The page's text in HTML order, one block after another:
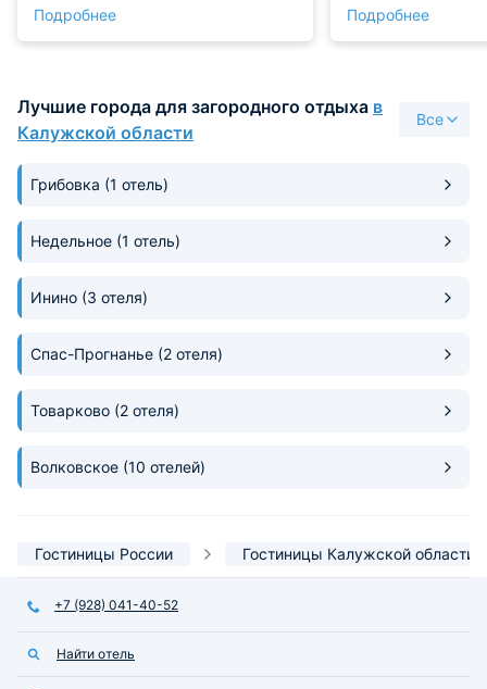
Подробнее
доступности
магазины,
Подробнее
Лучшие города для загородного отдыха в
Калужской области
Все
Грибовка (1 отель)
Недельное (1 отель)
Инино (3 отеля)
Спас-Прогнанье (2 отеля)
Товарково (2 отеля)
Волковское (10 отелей)
Гостиницы России Гостиницы Калужской области
+7 (928) 041-40-52
Найти отель